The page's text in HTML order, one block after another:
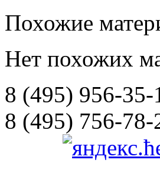
Похожие
Нет похожих
8 (495) 956-35-
8 (495) 756-78-